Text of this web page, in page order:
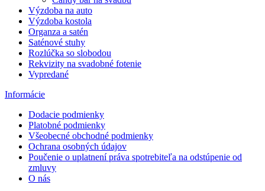
Výzdoba na auto
Výzdoba kostola
Organza a satén
Saténové stuhy
Rozlúčka so slobodou
Rekvizity na svadobné fotenie
Vypredané
Informácie
Dodacie podmienky
Platobné podmienky
Všeobecné obchodné podmienky
Ochrana osobných údajov
Poučenie o uplatnení práva spotrebiteľa na odstúpenie od
zmluvy
O nás